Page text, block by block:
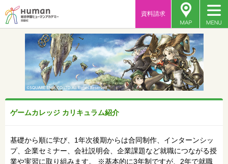
資料請求
ゲームカレッジ カリキュラム紹介
基礎から順に学び、1年次後期からは合同制作、インターンシッ
プ、企業セミナー、会社説明会、企業課題など就職につながる授
業や実習に取り組みます。 ※基本的に3年制ですが、2年で就職